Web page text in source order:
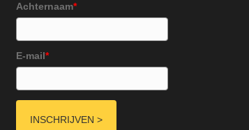
Achternaam*
E-mail*
INSCHRIJVEN >